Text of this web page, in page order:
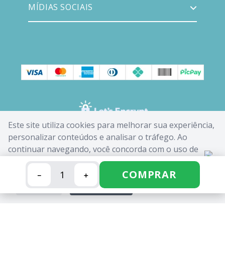
Este site utiliza cookies para melhorar sua experiência,
personalizar conteúdos e analisar o tráfego. Ao
continuar navegando, você concorda com o uso de
cookies. Saiba mais em nossaPolítica de Cookies.
ACEITAR
＋
－ COMPRAR
MÍDIAS SOCIAIS